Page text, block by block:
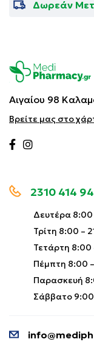
CHROMIUM
FERROCYANIDE,
77891/TITANIUM
Δωρεάν
Αιγαίου 98
Βρείτε μας στο
2310 414
Δευτέρα 8:00
Τρίτη 8:00 –
Τετάρτη 8:00
Πέμπτη 8:00
Παρασκευή
Σάββατο 9:00